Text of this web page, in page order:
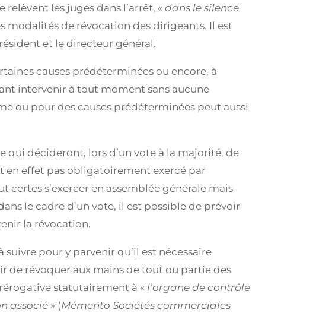
relèvent les juges dans l’arrêt, «dans le silence
modalités de révocation des dirigeants. Il est
et le directeur général.
causes prédéterminées ou encore, à
intervenir à tout moment sans aucune
ou pour des causes prédéterminées peut aussi
qui décideront, lors d’un vote à la majorité, de
en effet pas obligatoirement exercé par
certes s’exercer en assemblée générale mais
le cadre d’un vote, il est possible de prévoir
la révocation.
pour y parvenir qu’il est nécessaire
de révoquer aux mains de tout ou partie des
statutairement à « l’organe de contrôle
associé » (Mémento Sociétés commerciales